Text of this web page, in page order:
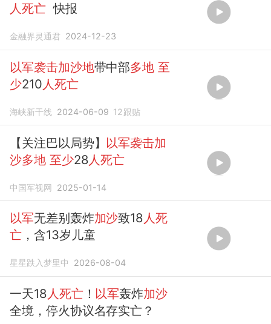
人死亡 快报
金融界灵通君 2024-12-23
以军袭击加沙地带中部多地 至
少210 人死亡
海峡新干线 2024-06-09 12跟贴
【关注巴以局势】 以军袭击加
沙多地 至少28人死亡
中国军视网 2025-01-14
以军无差别轰炸加沙致18人死
亡 ，含13岁儿童
星星跌入梦里中 2026-08-04
一天18 人死亡！ 以军轰炸加沙
全境，停火协议名存实亡？